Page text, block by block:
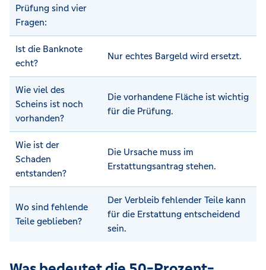
Prüfung sind vier
Fragen:
Ist die Banknote
echt?
Nur echtes Bargeld wird ersetzt.
Wie viel des
Scheins ist noch
vorhanden?
Die vorhandene Fläche ist wichtig
für die Prüfung.
Wie ist der
Schaden
entstanden?
Die Ursache muss im
Erstattungsantrag stehen.
Wo sind fehlende
Teile geblieben?
Der Verbleib fehlender Teile kann
für die Erstattung entscheidend
sein.